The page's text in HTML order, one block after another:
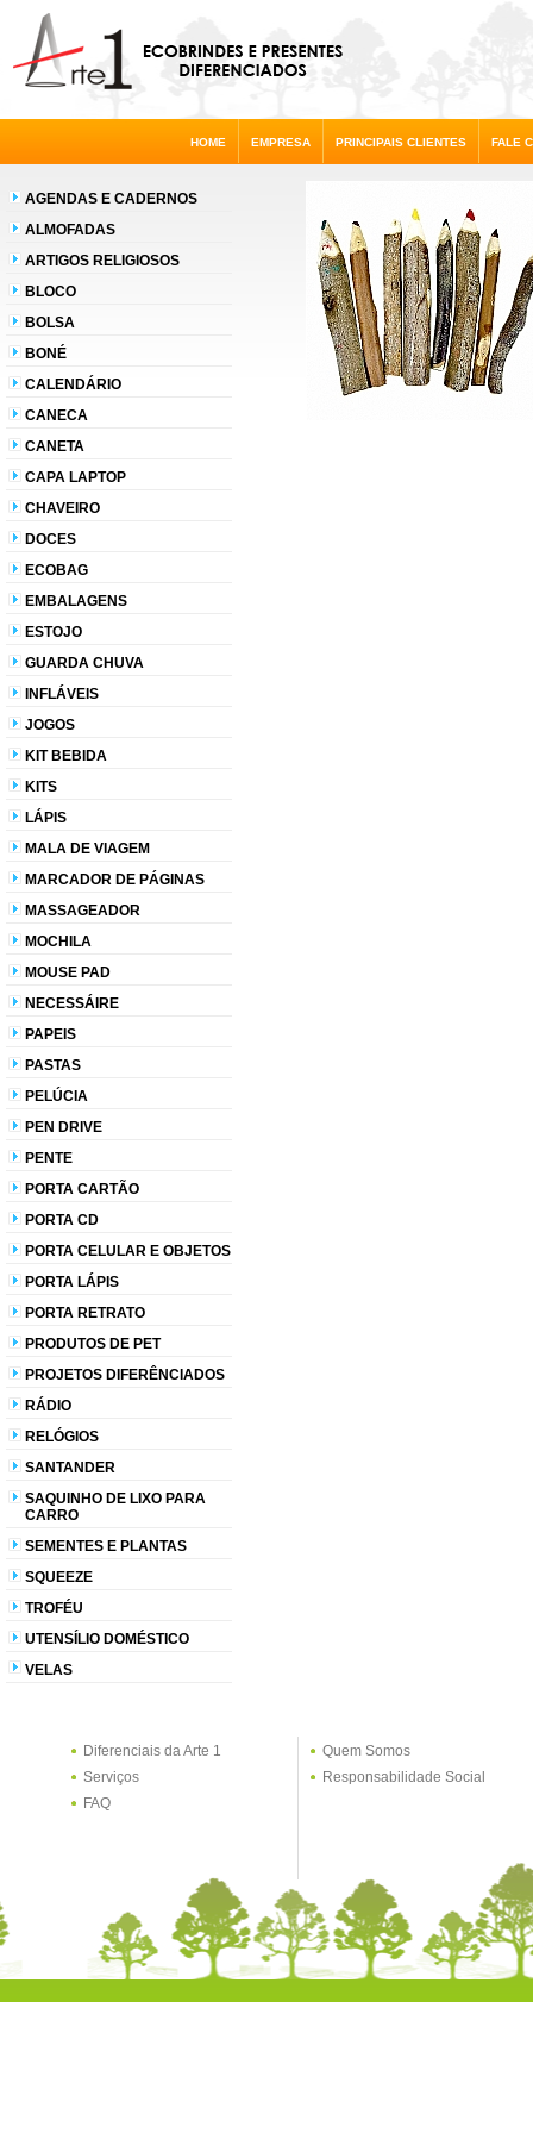
HOME EMPRESA PRINCIPAIS CLIENTES FALE
AGENDAS E CADERNOS
ALMOFADAS
ARTIGOS RELIGIOSOS
BLOCO
BOLSA
BONÉ
CALENDÁRIO
CANECA
CANETA
CAPA LAPTOP
CHAVEIRO
DOCES
ECOBAG
EMBALAGENS
ESTOJO
GUARDA CHUVA
INFLÁVEIS
JOGOS
KIT BEBIDA
KITS
LÁPIS
MALA DE VIAGEM
MARCADOR DE PÁGINAS
MASSAGEADOR
MOCHILA
MOUSE PAD
NECESSÁIRE
PAPEIS
PASTAS
PELÚCIA
PEN DRIVE
PENTE
PORTA CARTÃO
PORTA CD
PORTA CELULAR E OBJETOS
PORTA LÁPIS
PORTA RETRATO
PRODUTOS DE PET
PROJETOS DIFERÊNCIADOS
RÁDIO
RELÓGIOS
SANTANDER
SAQUINHO DE LIXO PARA
CARRO
SEMENTES E PLANTAS
SQUEEZE
TROFÉU
UTENSÍLIO DOMÉSTICO
VELAS
Diferenciais da Arte 1
Serviços
FAQ
Quem Somos
Responsabilidade Social